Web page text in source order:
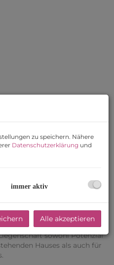
aus den 1950er-
Wunsch und
sowohl Potenzial
Hauses als auch für
zu speichern. Nähere
Datenschutzerklärung und
immer aktiv
Alle akzeptieren